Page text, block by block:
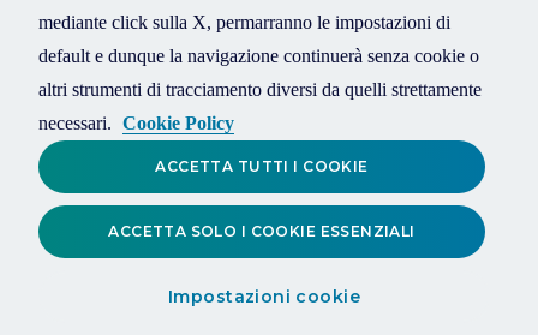
mediante click sulla X, permarranno le impostazioni di
default e dunque la navigazione continuerà senza cookie o
altri strumenti di tracciamento diversi da quelli strettamente
necessari. Cookie Policy
Impostazioni cookie
ACCETTA SOLO I COOKIE ESSENZIALI
ACCETTA TUTTI I COOKIE